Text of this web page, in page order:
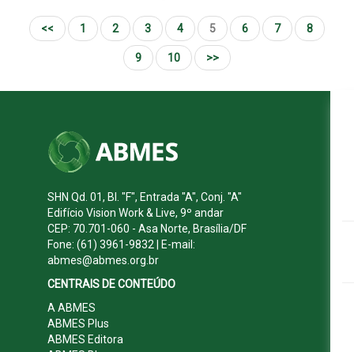
<< 1 2 3 4 5 6 7 8
9 10 >>
SHN Qd. 01, Bl. "F", Entrada "A", Conj. "A"
Edifício Vision Work & Live, 9º andar
CEP: 70.701-060 - Asa Norte, Brasília/DF
Fone: (61) 3961-9832 | E-mail:
abmes@abmes.org.br
CENTRAIS DE CONTEÚDO
A ABMES
ABMES Plus
ABMES Editora